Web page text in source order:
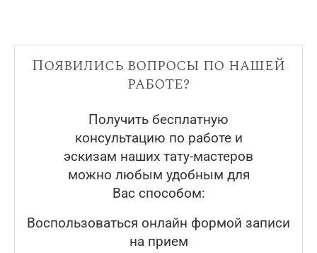
Появились вопросы по нашей
работе?
Получить бесплатную
консультацию по работе и
эскизам наших тату-мастеров
можно любым удобным для
Вас способом:
Воспользоваться онлайн формой записи
на прием